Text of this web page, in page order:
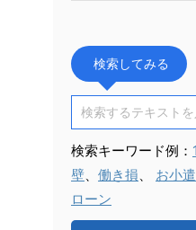
検索してみる
検索キーワード例：
壁
働き損 お小
ローン